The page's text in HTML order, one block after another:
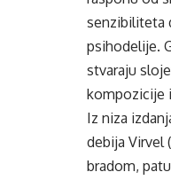
senzibiliteta
psihodelije.
stvaraju
kompozicije
Iz niza
debija Virvel
bradom,